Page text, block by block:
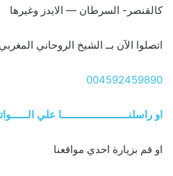
كالقنصر- السرطان — الايدز وغيرها
اتصلوا الآن بــ الشيخ الروحاني
004592459890
او راسلنــــــــــــــــــــــــا علي
او قم بزيارة احدي مواقعنا